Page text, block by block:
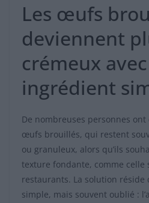
Les œufs
deviennent
crémeux
ingrédient
De nombreuses personnes
œufs brouillés, qui restent
ou granuleux, alors qu’ils
texture fondante, comme celle
restaurants. La solution réside
simple, mais souvent oublié :